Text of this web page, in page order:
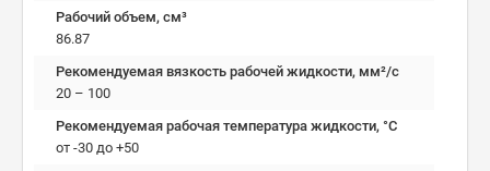
Рабочий объем, см³
86.87
Рекомендуемая вязкость рабочей жидкости, мм²/с
20 – 100
Рекомендуемая рабочая температура жидкости, °C
от -30 до +50